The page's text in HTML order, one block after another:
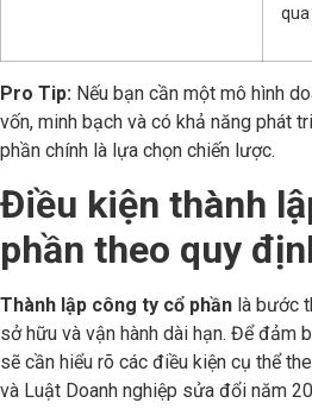
Pro Tip: Nếu bạn cần một mô hình
vốn, minh bạch và có khả năng phát
phần chính là lựa chọn chiến lược.
Điều kiện thành
phần theo quy
Thành lập công ty cổ phần là bước
sở hữu và vận hành dài hạn. Để đảm
sẽ cần hiểu rõ các điều kiện cụ thể
và Luật Doanh nghiệp sửa đổi năm